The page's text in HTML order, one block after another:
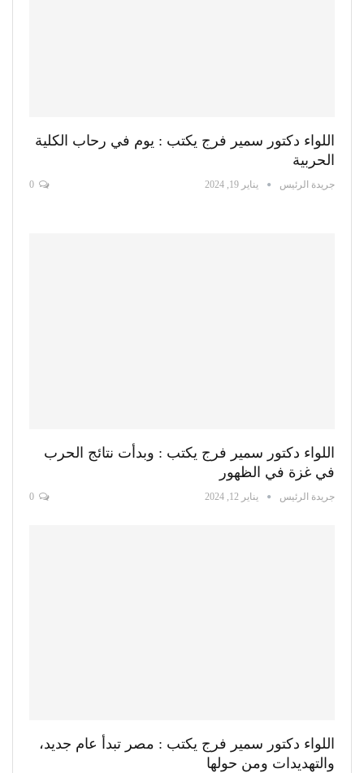
اللواء دكتور سمير فرج يكتب : يوم في رحاب الكلية
الحربية
جريدة الرئيس يناير 19, 2024
اللواء دكتور سمير فرج يكتب : وبدأت نتائج الحرب
في غزة في الظهور
جريدة الرئيس يناير 12, 2024
اللواء دكتور سمير فرج يكتب : مصر تبدأ عام جديد،
والتهديدات ومن حولها